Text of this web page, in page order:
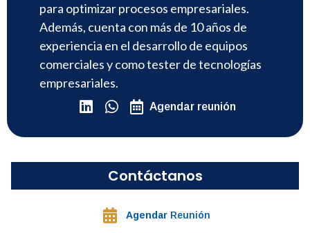
para optimizar procesos empresariales.
Además, cuenta con más de 10 años de
experiencia en el desarrollo de equipos
comerciales y como tester de tecnologías
empresariales.
Agendar reunión
Contáctanos
Agendar Reunión